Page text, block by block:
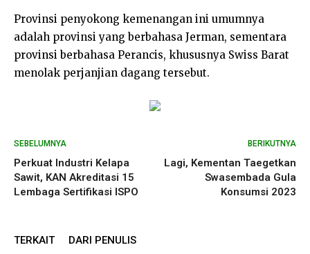
Provinsi penyokong kemenangan ini umumnya
adalah provinsi yang berbahasa Jerman, sementara
provinsi berbahasa Perancis, khususnya Swiss Barat
menolak perjanjian dagang tersebut.
SEBELUMNYA
Perkuat Industri Kelapa
Sawit, KAN Akreditasi 15
Lembaga Sertifikasi ISPO
BERIKUTNYA
Lagi, Kementan Taegetkan
Swasembada Gula
Konsumsi 2023
TERKAIT DARI PENULIS